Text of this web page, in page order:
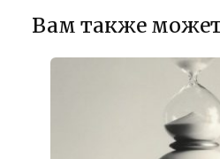
Вам также